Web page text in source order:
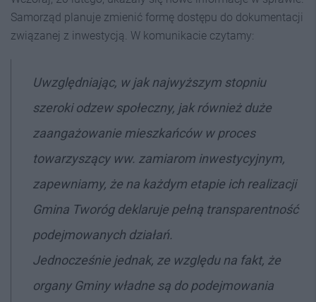
Samorząd planuje zmienić formę dostępu do dokumentacji
związanej z inwestycją. W komunikacie czytamy:
Uwzględniając, w jak najwyższym stopniu
szeroki odzew społeczny, jak również duże
zaangażowanie mieszkańców w proces
towarzyszący ww. zamiarom inwestycyjnym,
zapewniamy, że na każdym etapie ich realizacji
Gmina Tworóg deklaruje pełną transparentność
podejmowanych działań.
Jednocześnie jednak, ze względu na fakt, że
organy Gminy władne są do podejmowania